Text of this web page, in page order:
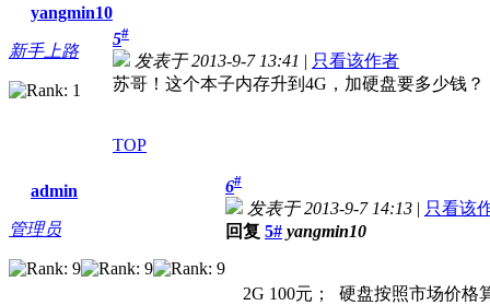
yangmin10
新手上路
5#
发表于 2013-9-7 13:41 | 只看该作者
苏哥！这个本子内存升到4G，加硬盘要多少钱？
TOP
admin
管理员
6#
发表于 2013-9-7 14:13 | 只看该
回复 5# yangmin10
2G 100元； 硬盘按照市场价格